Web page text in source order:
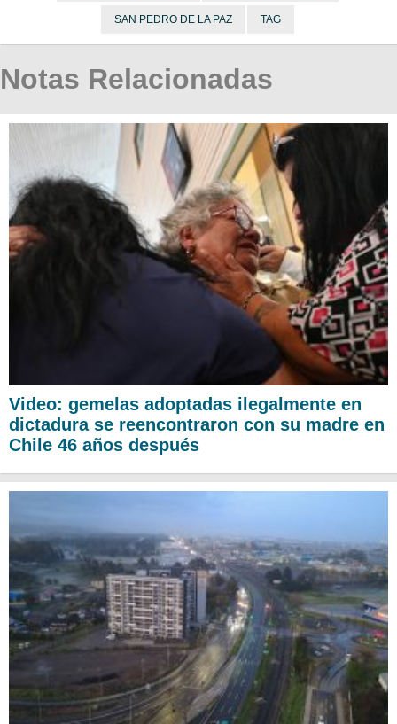
SAN PEDRO DE LA PAZ TAG
Notas Relacionadas
Video: gemelas adoptadas ilegalmente en
dictadura se reencontraron con su madre en
Chile 46 años después